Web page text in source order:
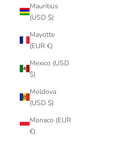
Mauritius
(USD $)
Mayotte
(EUR €)
Mexico (USD
$)
Moldova
(USD $)
Monaco (EUR
€)